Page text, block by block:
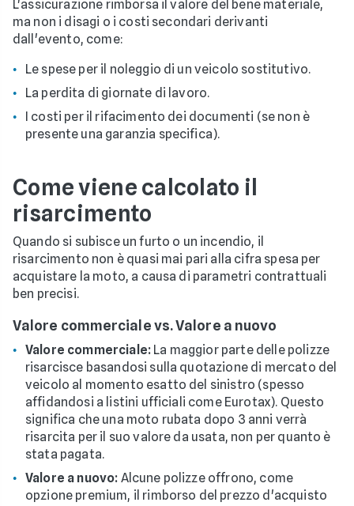
L'assicurazione rimborsa il valore del bene materiale,
ma non i disagi o i costi secondari derivanti
dall'evento, come:
Le spese per il noleggio di un veicolo sostitutivo.
La perdita di giornate di lavoro.
I costi per il rifacimento dei documenti (se non è
presente una garanzia specifica).
Come viene calcolato il
risarcimento
Quando si subisce un furto o un incendio, il
risarcimento non è quasi mai pari alla cifra spesa per
acquistare la moto, a causa di parametri contrattuali
ben precisi.
Valore commerciale vs. Valore a nuovo
Valore commerciale: La maggior parte delle polizze
risarcisce basandosi sulla quotazione di mercato del
veicolo al momento esatto del sinistro (spesso
affidandosi a listini ufficiali come Eurotax). Questo
significa che una moto rubata dopo 3 anni verrà
risarcita per il suo valore da usata, non per quanto è
stata pagata.
Valore a nuovo: Alcune polizze offrono, come
opzione premium, il rimborso del prezzo d'acquisto